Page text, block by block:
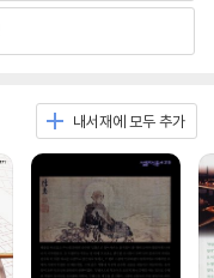
내서재에 모두 추가